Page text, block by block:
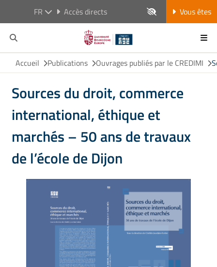
FR Accès directs Vous êtes
Accueil Publications Ouvrages publiés par le CREDIMI
Sources du droit, commerce
international, éthique et
marchés – 50 ans de travaux
de l’école de Dijon